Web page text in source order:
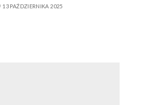
13 PAŹDZIERNIKA 2025